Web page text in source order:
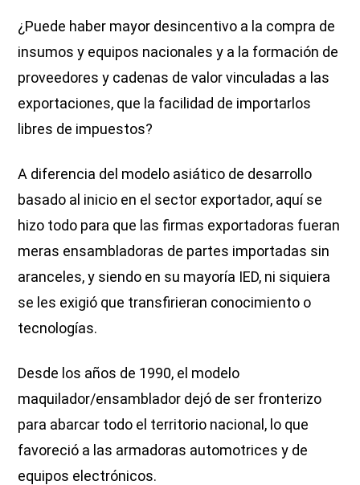
¿Puede haber mayor desincentivo a la compra de
insumos y equipos nacionales y a la formación de
proveedores y cadenas de valor vinculadas a las
exportaciones, que la facilidad de importarlos
libres de impuestos?
A diferencia del modelo asiático de desarrollo
basado al inicio en el sector exportador, aquí se
hizo todo para que las firmas exportadoras fueran
meras ensambladoras de partes importadas sin
aranceles, y siendo en su mayoría IED, ni siquiera
se les exigió que transfirieran conocimiento o
tecnologías.
Desde los años de 1990, el modelo
maquilador/ensamblador dejó de ser fronterizo
para abarcar todo el territorio nacional, lo que
favoreció a las armadoras automotrices y de
equipos electrónicos.